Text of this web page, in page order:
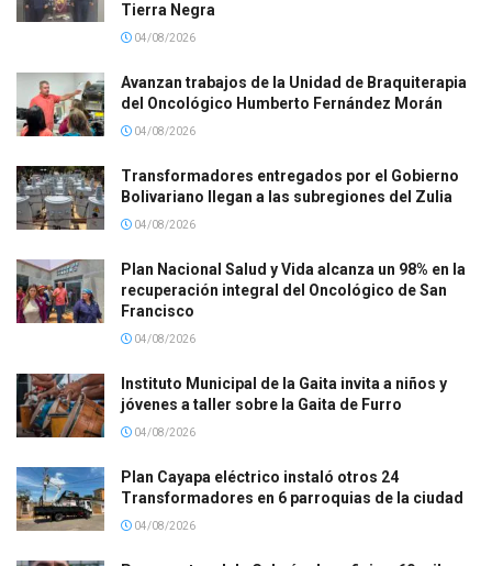
Tierra Negra
04/08/2026
Avanzan trabajos de la Unidad de Braquiterapia
del Oncológico Humberto Fernández Morán
04/08/2026
Transformadores entregados por el Gobierno
Bolivariano llegan a las subregiones del Zulia
04/08/2026
Plan Nacional Salud y Vida alcanza un 98% en la
recuperación integral del Oncológico de San
Francisco
04/08/2026
Instituto Municipal de la Gaita invita a niños y
jóvenes a taller sobre la Gaita de Furro
04/08/2026
Plan Cayapa eléctrico instaló otros 24
Transformadores en 6 parroquias de la ciudad
04/08/2026